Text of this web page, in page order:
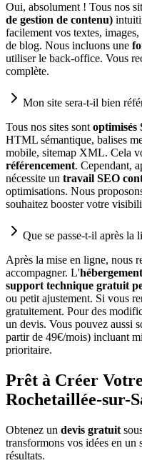
Oui, absolument ! Tous nos
de gestion de contenu)
facilement vos textes,
de blog. Nous incluons une
utiliser le back-office. Vous
complète.
Mon site sera-t-il bien
Tous nos sites sont optimisés
HTML sémantique, balises
mobile, sitemap XML. Cela
référencement. Cependant,
nécessite un travail SEO
optimisations. Nous
souhaitez booster votre
Que se passe-t-il après la
Après la mise en ligne, nous
accompagner. L'
support technique gratuit
ou petit ajustement. Si vous
gratuitement. Pour des
un devis. Vous pouvez aussi
partir de 49€/mois) incluant
prioritaire.
Prêt à Créer
Rochetaillée-sur-
Obtenez un devis gratuit
transformons vos idées en un
résultats.